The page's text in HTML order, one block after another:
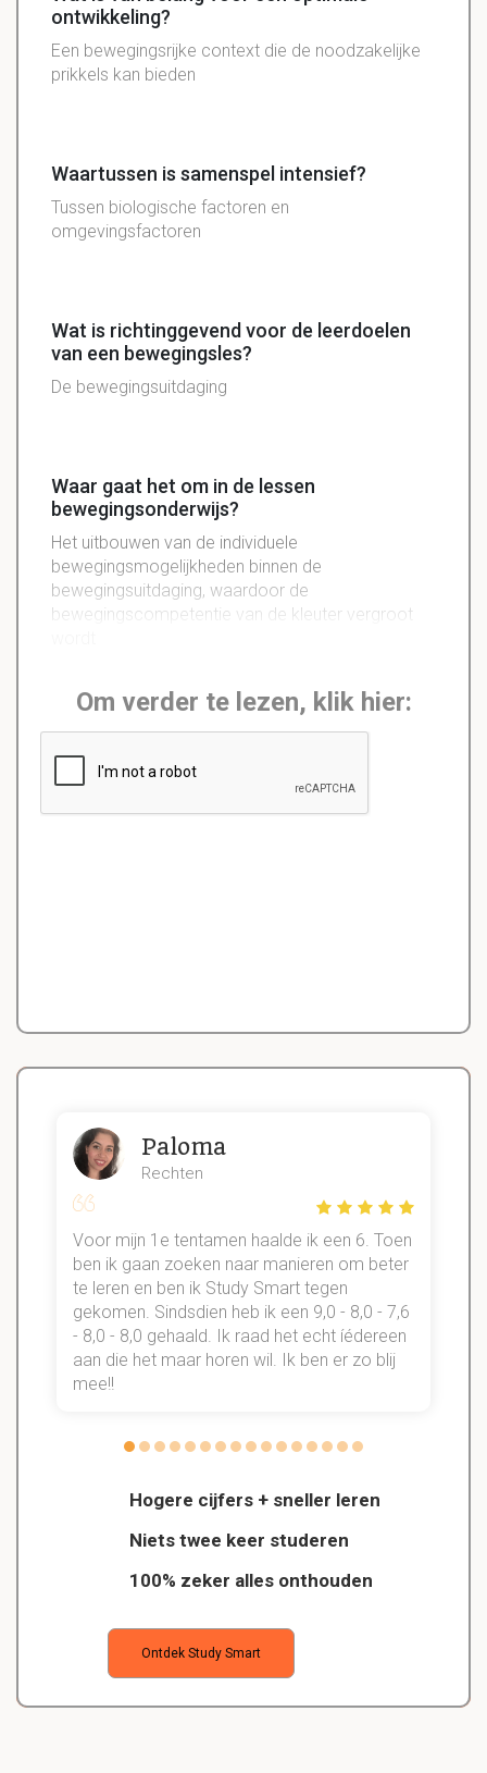
ontwikkeling?
Een bewegingsrijke context die de noodzakelijke
prikkels kan bieden
Waartussen is samenspel intensief?
Tussen biologische factoren en
omgevingsfactoren
Wat is richtinggevend voor de leerdoelen
van een bewegingsles?
De bewegingsuitdaging
Waar gaat het om in de lessen
bewegingsonderwijs?
Het uitbouwen van de individuele
bewegingsmogelijkheden binnen de
bewegingsuitdaging, waardoor de
bewegingscompetentie van de kleuter vergroot
Om verder te lezen, klik hier:
Hogere cijfers + sneller leren
Niets twee keer studeren
100% zeker alles onthouden
Ontdek Study Smart
Paloma
Rechten
Voor mijn 1e tentamen haalde ik een 6. Toen
ben ik gaan zoeken naar manieren om beter
te leren en ben ik Study Smart tegen
gekomen. Sindsdien heb ik een 9,0 - 8,0 - 7,6
- 8,0 - 8,0 gehaald. Ik raad het echt íédereen
aan die het maar horen wil. Ik ben er zo blij
mee!!